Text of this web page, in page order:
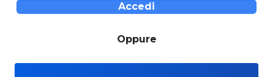
Accedi
Oppure